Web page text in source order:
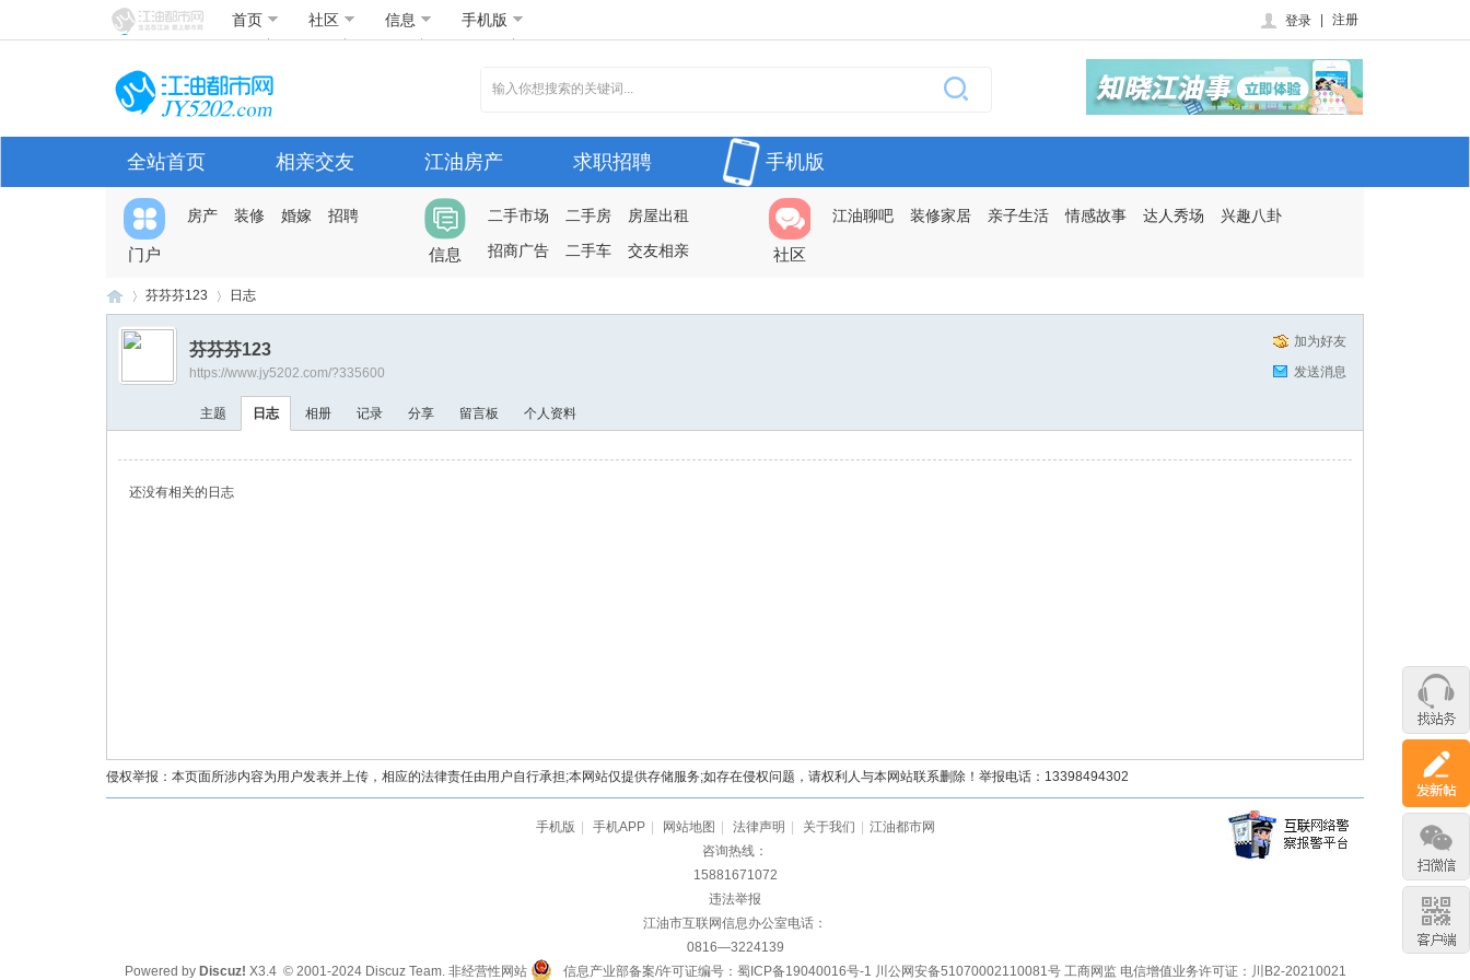
首页 社区 信息 手机版 登录 注册
全站首页 相亲交友 江油房产 求职招聘 手机版
门户
房产 装修 婚嫁 招聘
信息
二手市场 二手房
房屋出租
招商广告
二手车 交友相亲 社区
江油聊吧 装修家居 亲子生活 情感故事 达人秀场 兴趣八卦
›
芬芬芬123 日志
加为好友
发送消息
芬芬芬123
https://www.jy5202.com/?335600
主题 日志 相册 记录 分享 留言板 个人资料
还没有相关的日志
侵权举报：本页面所涉内容为用户发表并上传，相应的法律责任由用户自行承担;本网站仅提供存储服务;如存在侵权问题，请权利人与本网站联系删除！举报电话：13398494302
手机版 手机APP 网站地图 法律声明 关于我们
江油都市网
咨询热线：
15881671072
违法举报
江油市互联网信息办公室电话：
0816—3224139
Powered by Discuz! X3.4© 2001-2024 Discuz Team.非经营性网站 信息产业部备案/许可证编号：蜀ICP备19040016号-1 川公网安备51070002110081号 工商网监 电信增值业务许可证：川B2-20210021